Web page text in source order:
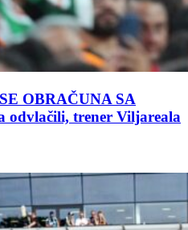
OBRAČUNA SA
odvlačili, trener Viljareala